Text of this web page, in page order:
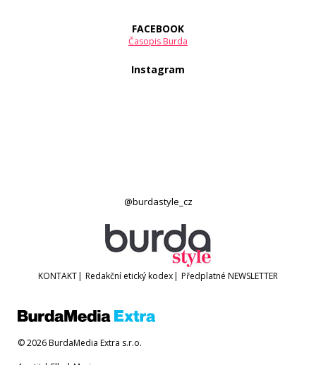
FACEBOOK
Časopis Burda
Instagram
@burdastyle_cz
KONTAKT| Redakční etický kodex| Předplatné NEWSLETTER
© 2026 BurdaMedia Extra s.r.o.